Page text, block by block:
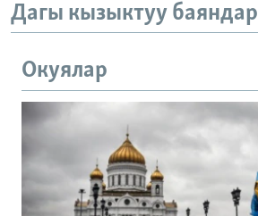
Дагы кызыктуу баяндар
Окуялар